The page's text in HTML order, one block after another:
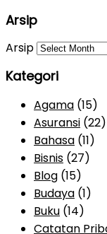
Arsip
Arsip
Kategori
Agama (15)
Asuransi (22)
Bahasa (11)
Bisnis (27)
Blog (15)
Budaya (1)
Buku (14)
Catatan